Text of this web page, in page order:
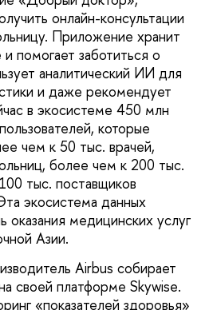
онлайн-консультации
Приложение хранит
помогает за­ботиться о
анали­тический ИИ для
и даже рекомендует
в экосистеме 450 млн
которые
чем к 50 тыс. врачей,
более чем к 200 тыс.
тыс. поставщиков
экосистема данных
оказания медицинских услуг
Азии.
Airbus собирает
своей плат­форме Skywise.
«показателей здоровья»